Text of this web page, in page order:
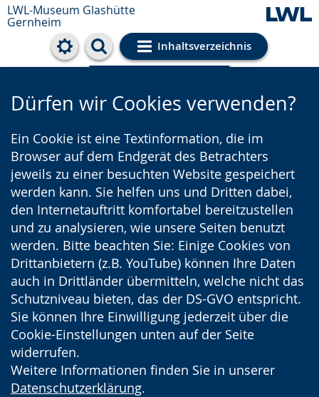
LWL-Museum Glashütte
Gernheim
Inhaltsverzeichnis
Cookie-Einstellungen
Dürfen wir Cookies verwenden?
Ein Cookie ist eine Textinformation, die im
Browser auf dem Endgerät des Betrachters
jeweils zu einer besuchten Website gespeichert
werden kann. Sie helfen uns und Dritten dabei,
den Internetauftritt komfortabel bereitzustellen
und zu analysieren, wie unsere Seiten benutzt
werden. Bitte beachten Sie: Einige Cookies von
Drittanbietern (z.B. YouTube) können Ihre Daten
auch in Drittländer übermitteln, welche nicht das
Schutzniveau bieten, das der DS-GVO entspricht.
Sie können Ihre Einwilligung jederzeit über die
Cookie-Einstellungen unten auf der Seite
widerrufen.
Weitere Informationen finden Sie in unserer
Datenschutzerklärung.